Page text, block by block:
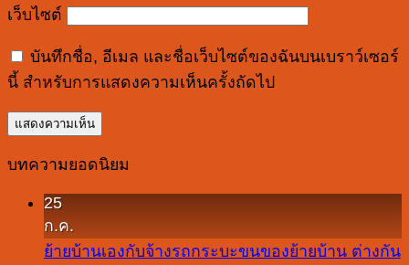
เว็บไซต์
บันทึกชื่อ, อีเมล และชื่อเว็บไซต์ของฉันบนเบราว์เซอร์
นี้ สำหรับการแสดงความเห็นครั้งถัดไป
บทความยอดนิยม
25
ก.ค.
ย้ายบ้านเองกับจ้างรถกระบะขนของย้ายบ้าน ต่างกัน